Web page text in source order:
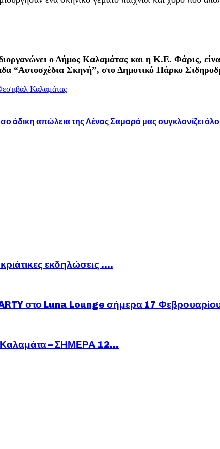
ο Δήμος Καλαμάτας και η Κ.Ε. Φάρις,
“Αυτοσχέδια Σκηνή”, στο Δημοτικό Πάρκο
Καλαμάτας
άδικη απώλεια της Λένας Σαμαρά μας συγκλονίζει
εκδηλώσεις ….
στο Luna Lounge σήμερα 17
– ΣΗΜΕΡΑ 12...